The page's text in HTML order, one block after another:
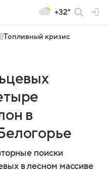
+32°
Топливный кризис
в
поиски
в лесном массиве